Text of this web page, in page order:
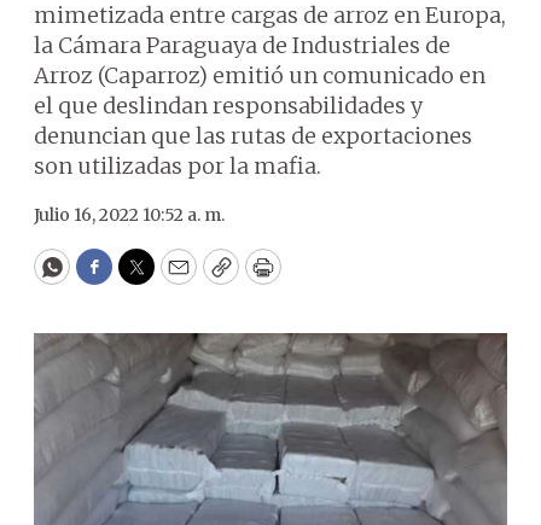
mimetizada entre cargas de arroz en Europa,
la Cámara Paraguaya de Industriales de
Arroz (Caparroz) emitió un comunicado en
el que deslindan responsabilidades y
denuncian que las rutas de exportaciones
son utilizadas por la mafia.
Julio 16, 2022 10:52 a. m.
WhatsApp
Facebook
Twitter
EmailCopyPrint